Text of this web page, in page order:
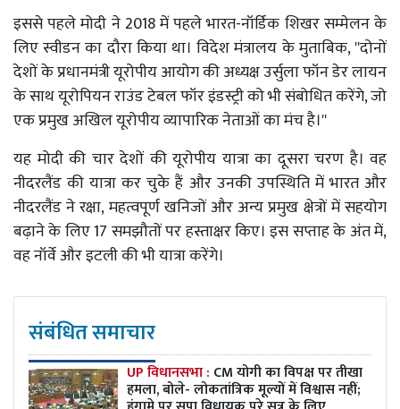
इससे पहले मोदी ने 2018 में पहले भारत-नॉर्डिक शिखर सम्मेलन के
लिए स्वीडन का दौरा किया था। विदेश मंत्रालय के मुताबिक, ''दोनों
देशों के प्रधानमंत्री यूरोपीय आयोग की अध्यक्ष उर्सुला फॉन डेर लायन
के साथ यूरोपियन राउंड टेबल फॉर इंडस्ट्री को भी संबोधित करेंगे, जो
एक प्रमुख अखिल यूरोपीय व्यापारिक नेताओं का मंच है।''
यह मोदी की चार देशों की यूरोपीय यात्रा का दूसरा चरण है। वह
नीदरलैंड की यात्रा कर चुके हैं और उनकी उपस्थिति में भारत और
नीदरलैंड ने रक्षा, महत्वपूर्ण खनिजों और अन्य प्रमुख क्षेत्रों में सहयोग
बढ़ाने के लिए 17 समझौतों पर हस्ताक्षर किए। इस सप्ताह के अंत में,
वह नॉर्वे और इटली की भी यात्रा करेंगे।
संबंधित समाचार
UP विधानसभा : CM योगी का विपक्ष पर तीखा
हमला, बोले- लोकतांत्रिक मूल्यों में विश्वास नहीं;